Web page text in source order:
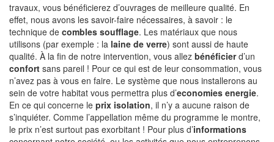
travaux, vous bénéficierez d’ouvrages de meilleure qualité. En
effet, nous avons les savoir-faire nécessaires, à savoir : le
technique de combles soufflage. Les matériaux que nous
utilisons (par exemple : la laine de verre) sont aussi de haute
qualité. À la fin de notre intervention, vous allez bénéficierd’un
confort sans pareil ! Pour ce qui est de leur consommation, vous
n’avez pas à vous en faire. Le système que nous installerons au
sein de votre habitat vous permettra plus d’economies energie.
En ce qui concerne le prix isolation, il n’y a aucune raison de
s’inquiéter. Comme l’appellation même du programme le montre,
le prix n’est surtout pas exorbitant ! Pour plus d’informations